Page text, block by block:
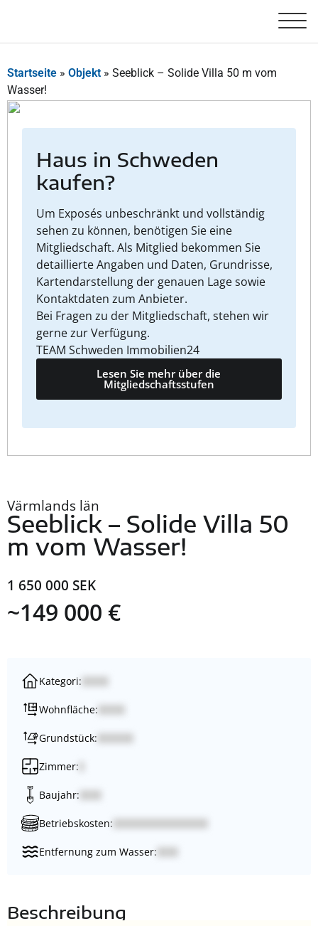
Startseite » Objekt » Seeblick – Solide Villa 50 m vom
Wasser!
Haus in Schweden
kaufen?
Um Exposés unbeschränkt und vollständig
sehen zu können, benötigen Sie eine
Mitgliedschaft. Als Mitglied bekommen Sie
detaillierte Angaben und Daten, Grundrisse,
Kartendarstellung der genauen Lage sowie
Kontaktdaten zum Anbieter.
Bei Fragen zu der Mitgliedschaft, stehen wir
gerne zur Verfügung.
TEAM Schweden Immobilien24
Lesen Sie mehr über die
Mitgliedschaftsstufen
Värmlands län
Seeblick – Solide Villa 50
m vom Wasser!
1 650 000 SEK
~149 000 €
Kategori:
Wohnfläche:
Grundstück:
Zimmer:
Baujahr:
Betriebskosten:
Entfernung zum Wasser:
Beschreibung